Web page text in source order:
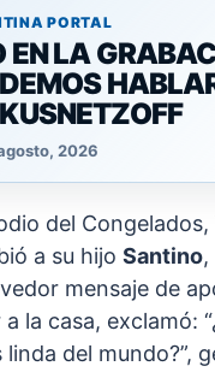
PORTAL
EN LA
2026
del Congelados,
a su hijo Santino
mensaje de
la casa, exclamó:
del mundo?”,